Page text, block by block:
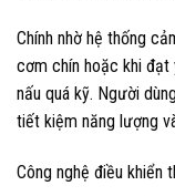
Chính nhờ hệ thống
cơm chín hoặc khi đạt
nấu quá kỹ. Người
tiết kiệm năng lượng
Công nghệ điều khiển